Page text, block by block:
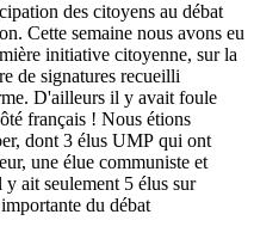
des citoyens au débat
Cette semaine nous avons eu
initiative citoyenne, sur la
de signatures recueilli
D'ailleurs il y avait foule
français ! Nous étions
dont 3 élus UMP qui ont
une élue communiste et
ait seulement 5 élus sur
du débat